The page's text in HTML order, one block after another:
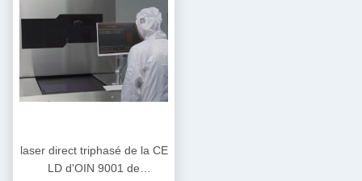
laser direct triphasé de la CE
LD d'OIN 9001 de